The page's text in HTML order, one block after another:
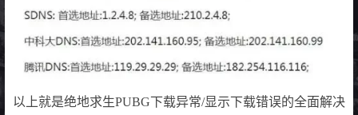
以上就是绝地求生PUBG下载异常/显示下载错误的全面解决